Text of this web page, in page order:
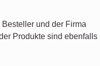
und der Firma
Produkte sind ebenfalls